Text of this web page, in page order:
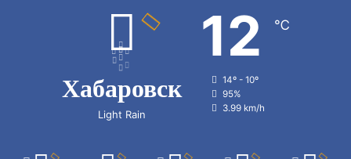
Хабаровск
Light Rain
12 ℃
14º - 10º
95%
3.99 km/h